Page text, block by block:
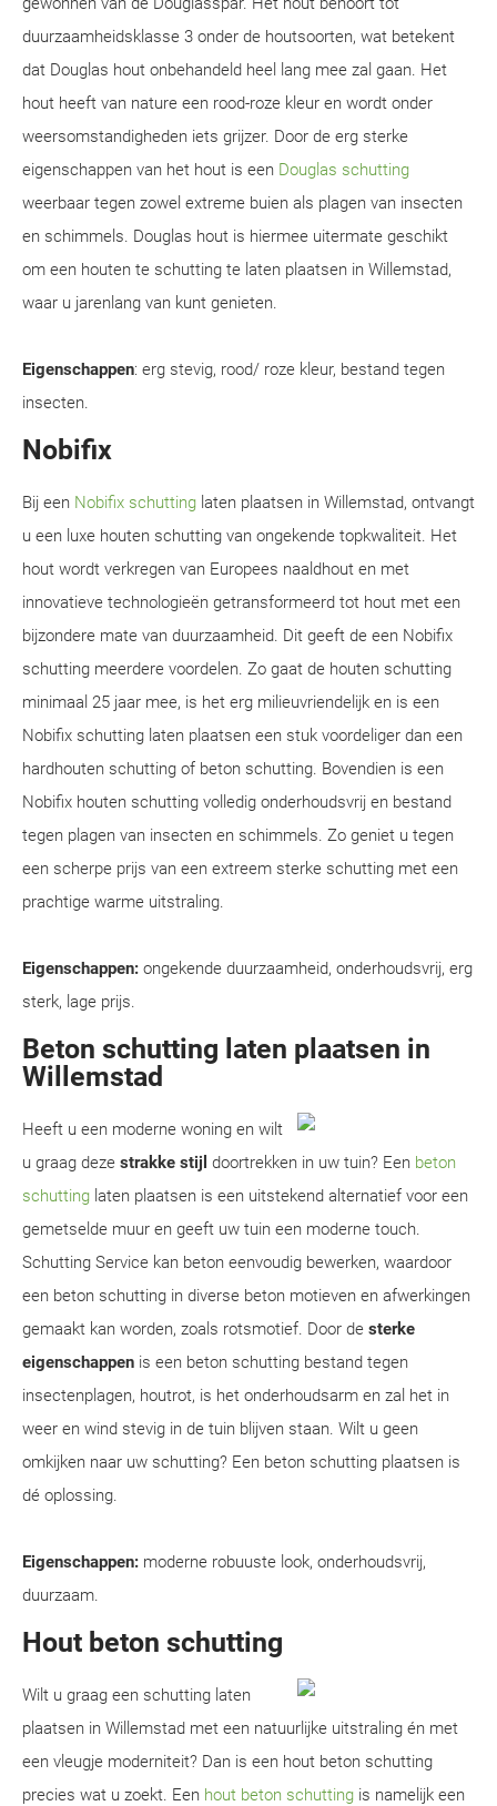
duurzaamheidsklasse 3 onder de houtsoorten, wat betekent
dat Douglas hout onbehandeld heel lang mee zal gaan. Het
hout heeft van nature een rood-roze kleur en wordt onder
weersomstandigheden iets grijzer. Door de erg sterke
eigenschappen van het hout is een Douglas schutting
weerbaar tegen zowel extreme buien als plagen van insecten
en schimmels. Douglas hout is hiermee uitermate geschikt
om een houten te schutting te laten plaatsen in Willemstad,
waar u jarenlang van kunt genieten.
Eigenschappen: erg stevig, rood/ roze kleur, bestand tegen
insecten.
Nobifix
Bij een Nobifix schutting laten plaatsen in Willemstad, ontvangt
u een luxe houten schutting van ongekende topkwaliteit. Het
hout wordt verkregen van Europees naaldhout en met
innovatieve technologieën getransformeerd tot hout met een
bijzondere mate van duurzaamheid. Dit geeft de een Nobifix
schutting meerdere voordelen. Zo gaat de houten schutting
minimaal 25 jaar mee, is het erg milieuvriendelijk en is een
Nobifix schutting laten plaatsen een stuk voordeliger dan een
hardhouten schutting of beton schutting. Bovendien is een
Nobifix houten schutting volledig onderhoudsvrij en bestand
tegen plagen van insecten en schimmels. Zo geniet u tegen
een scherpe prijs van een extreem sterke schutting met een
prachtige warme uitstraling.
Eigenschappen: ongekende duurzaamheid, onderhoudsvrij, erg
sterk, lage prijs.
Beton schutting laten plaatsen in
Willemstad
Heeft u een moderne woning en wilt
u graag deze strakke stijl doortrekken in uw tuin? Een beton
schutting laten plaatsen is een uitstekend alternatief voor een
gemetselde muur en geeft uw tuin een moderne touch.
Schutting Service kan beton eenvoudig bewerken, waardoor
een beton schutting in diverse beton motieven en afwerkingen
gemaakt kan worden, zoals rotsmotief. Door de sterke
eigenschappen is een beton schutting bestand tegen
insectenplagen, houtrot, is het onderhoudsarm en zal het in
weer en wind stevig in de tuin blijven staan. Wilt u geen
omkijken naar uw schutting? Een beton schutting plaatsen is
dé oplossing.
Eigenschappen: moderne robuuste look, onderhoudsvrij,
duurzaam.
Hout beton schutting
Wilt u graag een schutting laten
plaatsen in Willemstad met een natuurlijke uitstraling én met
een vleugje moderniteit? Dan is een hout beton schutting
precies wat u zoekt. Een hout beton schutting is namelijk een